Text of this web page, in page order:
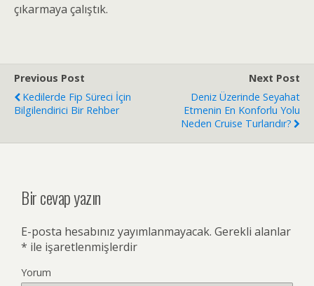
çıkarmaya çalıştık.
Previous Post
Kedilerde Fip Süreci İçin
Bilgilendirici Bir Rehber
Next Post
Deniz Üzerinde Seyahat
Etmenin En Konforlu Yolu
Neden Cruise Turlarıdır?
Bir cevap yazın
E-posta hesabınız yayımlanmayacak. Gerekli alanlar
* ile işaretlenmişlerdir
Yorum